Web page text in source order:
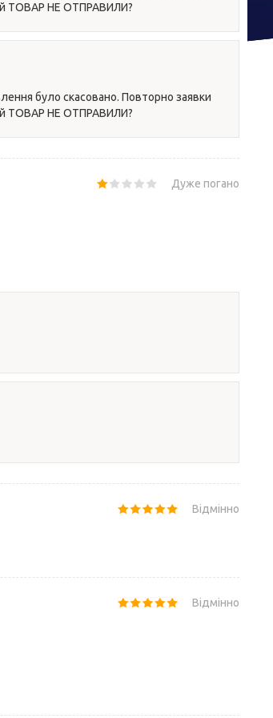
ТОВАР НЕ ОТПРАВИЛИ?
було скасовано. Повторно заявки
ТОВАР НЕ ОТПРАВИЛИ?
Дуже погано
Відмінно
Відмінно